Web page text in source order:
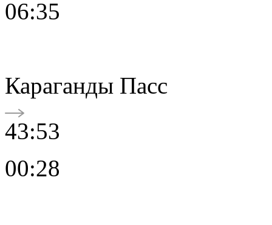
06:35
Караганды Пасс
43:53
00:28